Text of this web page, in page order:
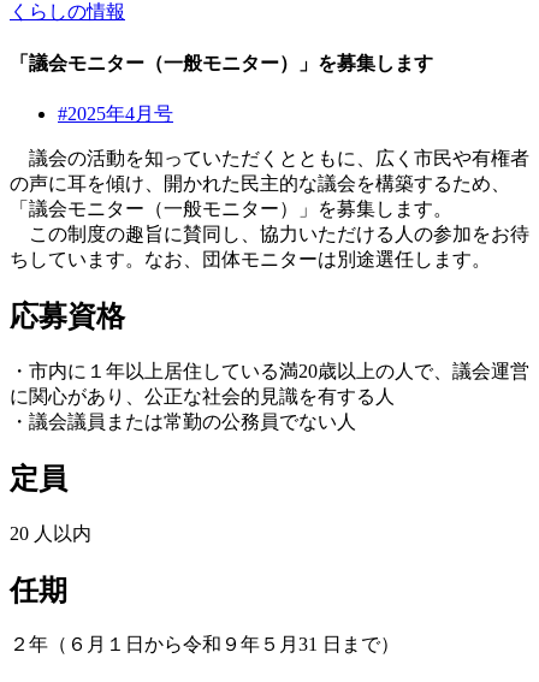
くらしの情報
「議会モニター（一般モニター）」を募集します
#2025年4月号
議会の活動を知っていただくとともに、広く市民や有権者
の声に耳を傾け、開かれた民主的な議会を構築するため、
「議会モニター（一般モニター）」を募集します。
この制度の趣旨に賛同し、協力いただける人の参加をお待
ちしています。なお、団体モニターは別途選任します。
応募資格
・市内に１年以上居住している満20歳以上の人で、議会運営
に関心があり、公正な社会的見識を有する人
・議会議員または常勤の公務員でない人
定員
20 人以内
任期
２年（６月１日から令和９年５月31 日まで）